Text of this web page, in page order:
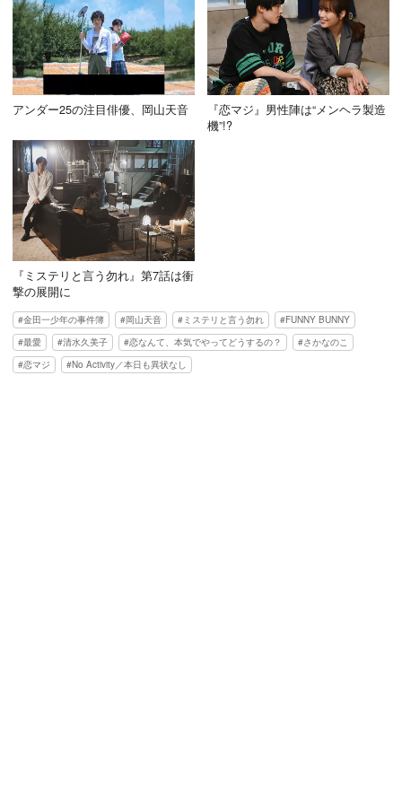
アンダー25の注目俳優、岡山天音
『恋マジ』男性陣は“メンヘラ製造
機”!?
『ミステリと言う勿れ』第7話は衝
撃の展開に
金田一少年の事件簿 岡山天音 ミステリと言う勿れ
FUNNY BUNNY
最愛
清水久美子 恋なんて、本気でやってどうするの？
さかなのこ
恋マジ
No Activity／本日も異状なし